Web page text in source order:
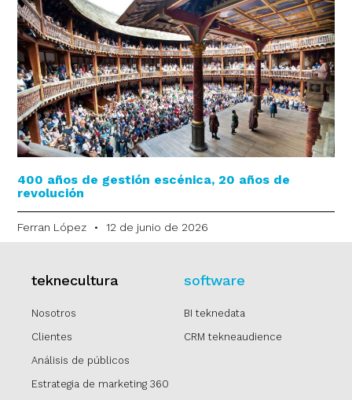
400 años de gestión escénica, 20 años de
revolución
Ferran López 12 de junio de 2026
teknecultura
Nosotros
Clientes
Análisis de públicos
Estrategia de marketing 360
software
BI teknedata
CRM tekneaudience